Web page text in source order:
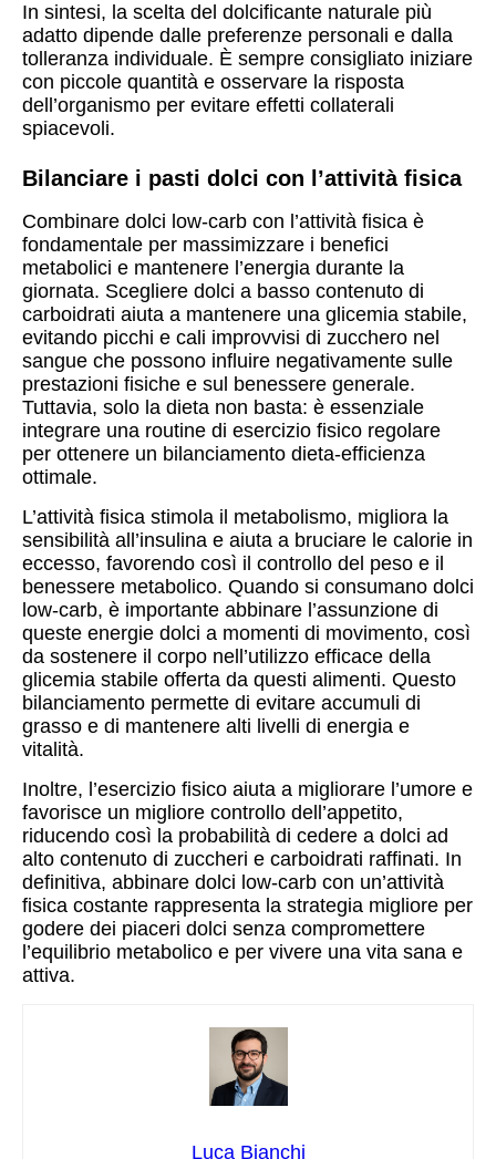
In sintesi, la scelta del dolcificante naturale più
adatto dipende dalle preferenze personali e dalla
tolleranza individuale. È sempre consigliato iniziare
con piccole quantità e osservare la risposta
dell’organismo per evitare effetti collaterali
spiacevoli.
Bilanciare i pasti dolci con l’attività fisica
Combinare dolci low-carb con l’attività fisica è
fondamentale per massimizzare i benefici
metabolici e mantenere l’energia durante la
giornata. Scegliere dolci a basso contenuto di
carboidrati aiuta a mantenere una glicemia stabile,
evitando picchi e cali improvvisi di zucchero nel
sangue che possono influire negativamente sulle
prestazioni fisiche e sul benessere generale.
Tuttavia, solo la dieta non basta: è essenziale
integrare una routine di esercizio fisico regolare
per ottenere un bilanciamento dieta-efficienza
ottimale.
L’attività fisica stimola il metabolismo, migliora la
sensibilità all’insulina e aiuta a bruciare le calorie in
eccesso, favorendo così il controllo del peso e il
benessere metabolico. Quando si consumano dolci
low-carb, è importante abbinare l’assunzione di
queste energie dolci a momenti di movimento, così
da sostenere il corpo nell’utilizzo efficace della
glicemia stabile offerta da questi alimenti. Questo
bilanciamento permette di evitare accumuli di
grasso e di mantenere alti livelli di energia e
vitalità.
Inoltre, l’esercizio fisico aiuta a migliorare l’umore e
favorisce un migliore controllo dell’appetito,
riducendo così la probabilità di cedere a dolci ad
alto contenuto di zuccheri e carboidrati raffinati. In
definitiva, abbinare dolci low-carb con un’attività
fisica costante rappresenta la strategia migliore per
godere dei piaceri dolci senza compromettere
l’equilibrio metabolico e per vivere una vita sana e
attiva.
Luca Bianchi